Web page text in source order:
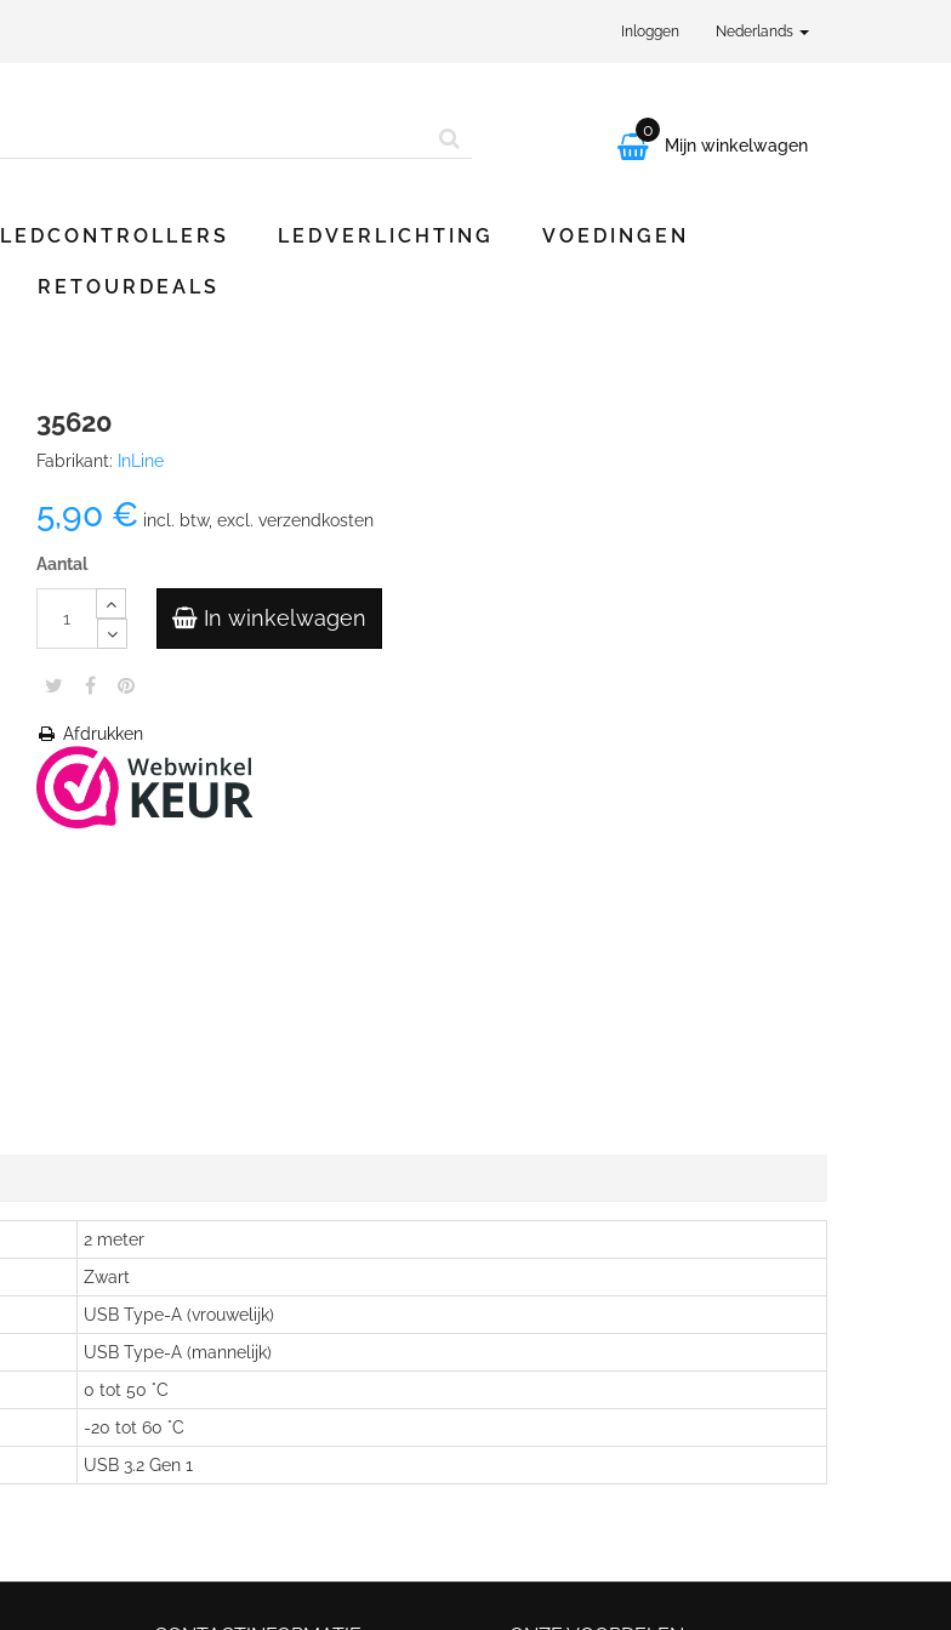
Inloggen Nederlands

0
Mijn winkelwagen
LEDCONTROLLERS LEDVERLICHTING VOEDINGEN
RETOURDEALS
35620
Fabrikant: InLine
5,90 € incl. btw, excl. verzendkosten
Aantal
In winkelwagen
Afdrukken
2 meter
Zwart
USB Type-A (vrouwelijk)
USB Type-A (mannelijk)
0 tot 50 °C
-20 tot 60 °C
USB 3.2 Gen 1